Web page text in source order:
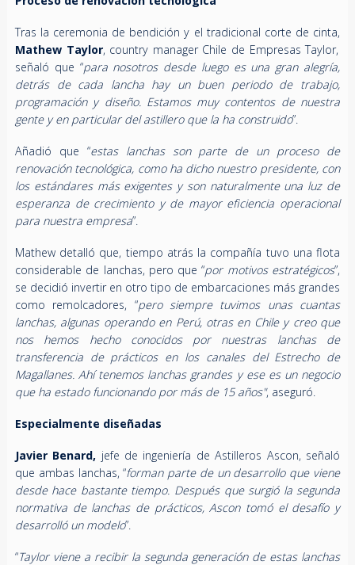
Tras la ceremonia de bendición y el tradicional corte de cinta,
Mathew Taylor, country manager Chile de Empresas Taylor,
señaló que “para nosotros desde luego es una gran alegría,
detrás de cada lancha hay un buen periodo de trabajo,
programación y diseño. Estamos muy contentos de nuestra
gente y en particular del astillero que la ha construido”.
Añadió que “estas lanchas son parte de un proceso de
renovación tecnológica, como ha dicho nuestro presidente, con
los estándares más exigentes y son naturalmente una luz de
esperanza de crecimiento y de mayor eficiencia operacional
para nuestra empresa”.
Mathew detalló que, tiempo atrás la compañía tuvo una flota
considerable de lanchas, pero que “por motivos estratégicos”,
se decidió invertir en otro tipo de embarcaciones más grandes
como remolcadores, “pero siempre tuvimos unas cuantas
lanchas, algunas operando en Perú, otras en Chile y creo que
nos hemos hecho conocidos por nuestras lanchas de
transferencia de prácticos en los canales del Estrecho de
Magallanes. Ahí tenemos lanchas grandes y ese es un negocio
que ha estado funcionando por más de 15 años", aseguró.
Especialmente diseñadas
Javier Benard, jefe de ingeniería de Astilleros Ascon, señaló
que ambas lanchas, “forman parte de un desarrollo que viene
desde hace bastante tiempo. Después que surgió la segunda
normativa de lanchas de prácticos, Ascon tomó el desafío y
desarrolló un modelo”.
“Taylor viene a recibir la segunda generación de estas lanchas